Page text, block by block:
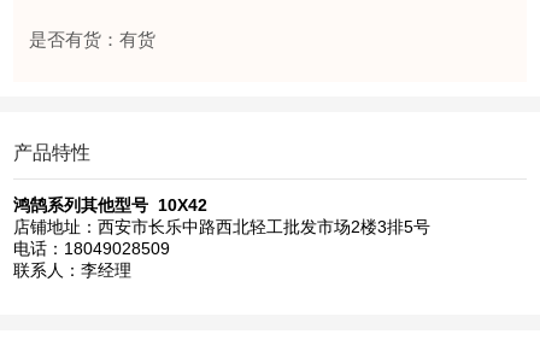
是否有货：有货
产品特性
鸿鹄系列其他型号 10X42
店铺地址：西安市长乐中路西北轻工批发市场2楼3排5号
电话：18049028509
联系人：李经理